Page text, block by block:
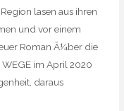
lasen aus ihren
und vor einem
Roman Ã¼ber die
im April 2020
daraus